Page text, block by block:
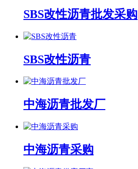
SBS改性沥青批发采购
SBS改性沥青
中海沥青批发厂
中海沥青采购